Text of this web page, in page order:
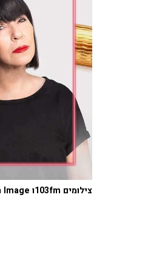
צילומים 103fmו Ingram Image